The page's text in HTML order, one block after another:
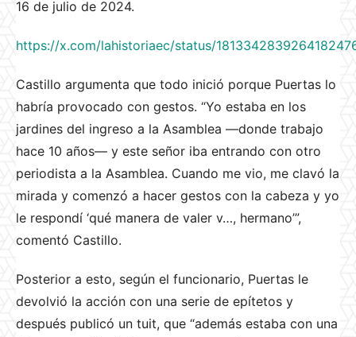
16 de julio de 2024.
https://x.com/lahistoriaec/status/
Castillo argumenta que todo inició porque Puertas lo
habría provocado con gestos. “Yo estaba en los
jardines del ingreso a la Asamblea —donde trabajo
hace 10 años— y este señor iba entrando con otro
periodista a la Asamblea. Cuando me vio, me clavó la
mirada y comenzó a hacer gestos con la cabeza y yo
le respondí ‘qué manera de valer v…, hermano’”,
comentó Castillo.
Posterior a esto, según el funcionario, Puertas le
devolvió la acción con una serie de epítetos y
después publicó un tuit, que “además estaba con una